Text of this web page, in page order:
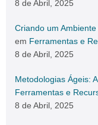
8 de Abril, 2025
Criando um
em Ferramentas e
8 de Abril, 2025
Metodologias Ágeis:
Ferramentas e
8 de Abril, 2025